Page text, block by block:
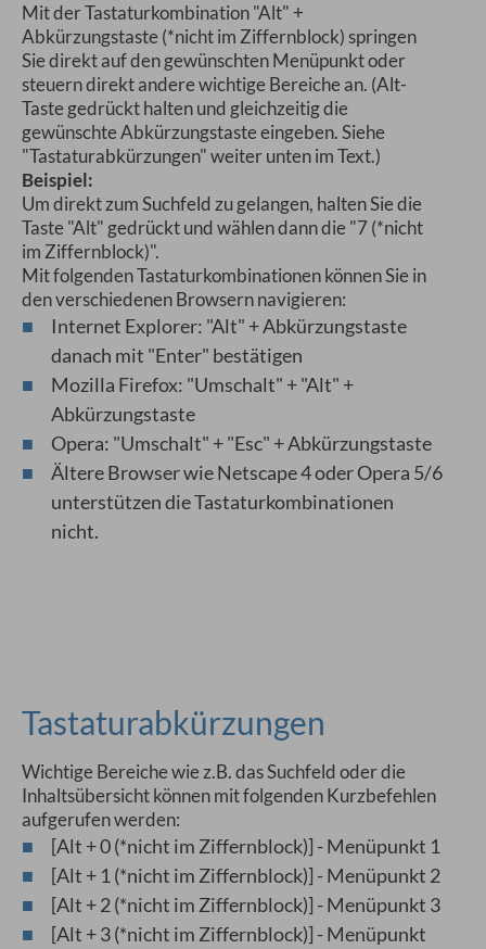
Mit der Tastaturkombination "Alt" +
Abkürzungstaste (*nicht im Ziffernblock) springen
Sie direkt auf den gewünschten Menüpunkt oder
steuern direkt andere wichtige Bereiche an. (Alt-
Taste gedrückt halten und gleichzeitig die
gewünschte Abkürzungstaste eingeben. Siehe
"Tastaturabkürzungen" weiter unten im Text.)
Beispiel:
Um direkt zum Suchfeld zu gelangen, halten Sie die
Taste "Alt" gedrückt und wählen dann die "7 (*nicht
im Ziffernblock)".
Mit folgenden Tastaturkombinationen können Sie in
den verschiedenen Browsern navigieren:
Internet Explorer: "Alt" + Abkürzungstaste
danach mit "Enter" bestätigen
Mozilla Firefox: "Umschalt" + "Alt" +
Abkürzungstaste
Opera: "Umschalt" + "Esc" + Abkürzungstaste
Ältere Browser wie Netscape 4 oder Opera 5/6
unterstützen die Tastaturkombinationen
nicht.
Tastaturabkürzungen
Wichtige Bereiche wie z.B. das Suchfeld oder die
Inhaltsübersicht können mit folgenden Kurzbefehlen
aufgerufen werden:
[Alt + 0 (*nicht im Ziffernblock)] - Menüpunkt 1
[Alt + 1 (*nicht im Ziffernblock)] - Menüpunkt 2
[Alt + 2 (*nicht im Ziffernblock)] - Menüpunkt 3
[Alt + 3 (*nicht im Ziffernblock)] - Menüpunkt